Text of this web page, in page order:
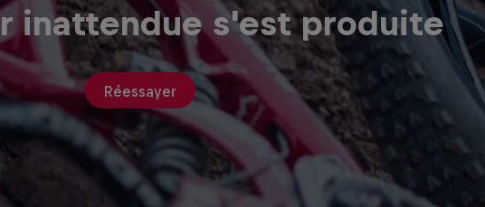
inattendue s'est produite
Réessayer